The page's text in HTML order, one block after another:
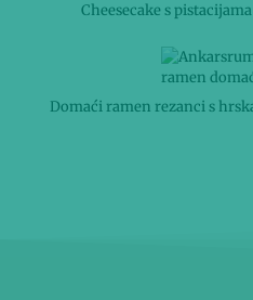
Cheesecake s
Domaći ramen rezanci s